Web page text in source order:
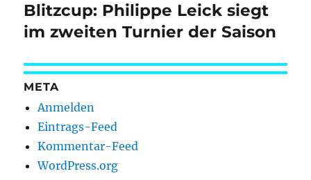
Nächster
Beitrag:
Blitzcup: Philippe Leick siegt
im zweiten Turnier der Saison
META
Anmelden
Eintrags-Feed
Kommentar-Feed
WordPress.org